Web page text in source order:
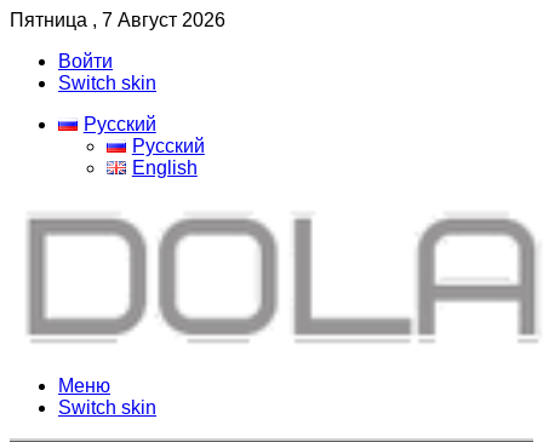
Пятница , 7 Август 2026
Войти
Switch skin
Русский
Русский
English
Меню
Switch skin